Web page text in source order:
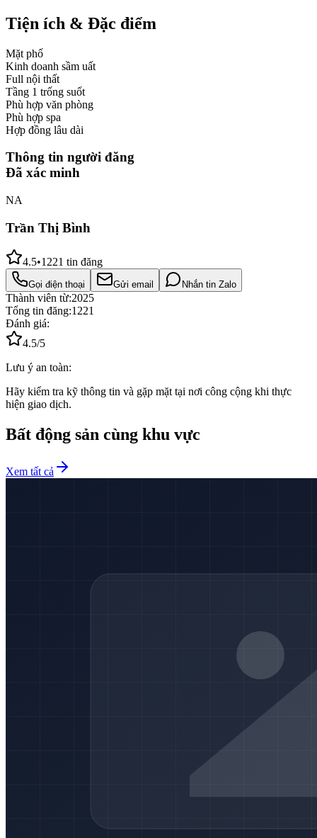
Tiện ích & Đặc điểm
Mặt phố
Kinh doanh sầm uất
Full nội thất
Tầng 1 trống suốt
Phù hợp văn phòng
Phù hợp spa
Hợp đồng lâu dài
Thông tin người đăng
Đã xác minh
NA
Trần Thị Bình
4.5•1221 tin đăng
Gọi điện thoại Gửi email Nhắn tin Zalo
Thành viên từ:2025
Tổng tin đăng:1221
Đánh giá:
4.5/5
Lưu ý an toàn:
Hãy kiểm tra kỹ thông tin và gặp mặt tại nơi công cộng khi thực
hiện giao dịch.
Bất động sản cùng khu vực
Xem tất cả